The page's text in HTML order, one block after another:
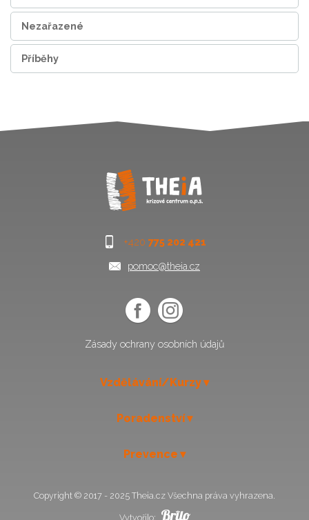
Nezařazené
Příběhy
+420 775 202 421
pomoc@theia.cz
Zásady ochrany osobních údajů
Vzdělávání/Kurzy
Poradenství
Prevence
Copyright © 2017 - 2025 Theia.cz Všechna práva vyhrazena.
Vytvořilo: